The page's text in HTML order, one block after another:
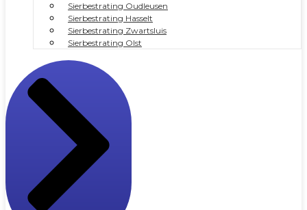
Sierbestrating Oudleusen
Sierbestrating Hasselt
Sierbestrating Zwartsluis
Sierbestrating Olst